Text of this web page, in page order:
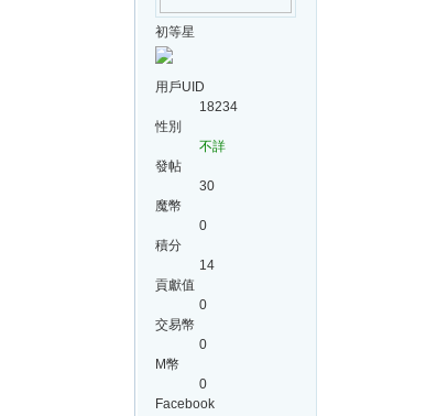
初等星
用戶UID
18234
性別
不詳
發帖
30
魔幣
0
積分
14
貢獻值
0
交易幣
0
M幣
0
Facebook